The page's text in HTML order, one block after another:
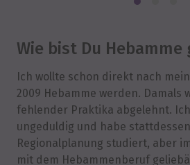
Wie bist Du Hebamme
Ich wollte schon direkt nach
2009 Hebamme werden. Damals
fehlender Praktika abgelehnt.
ungeduldig und habe
Regionalplanung studiert, aber
mit dem Hebammenberuf